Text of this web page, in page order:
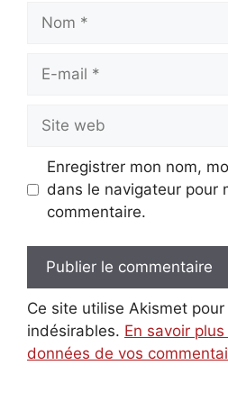
mail
web
Enregistrer mon nom,
dans le navigateur pour
commentaire.
Ce site utilise Akismet
indésirables. En savoir
données de vos